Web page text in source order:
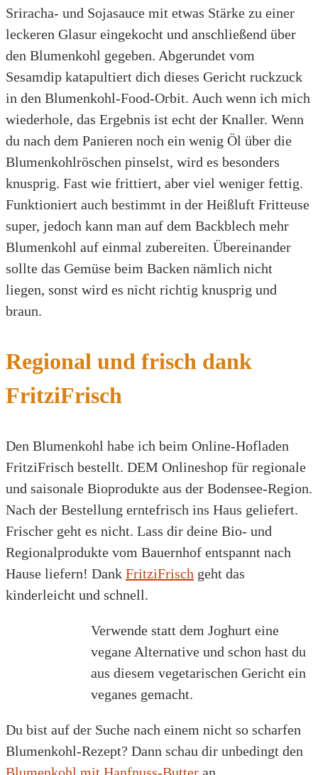
Sriracha- und Sojasauce mit etwas Stärke zu einer
leckeren Glasur eingekocht und anschließend über
den Blumenkohl gegeben. Abgerundet vom
Sesamdip katapultiert dich dieses Gericht ruckzuck
in den Blumenkohl-Food-Orbit. Auch wenn ich mich
wiederhole, das Ergebnis ist echt der Knaller. Wenn
du nach dem Panieren noch ein wenig Öl über die
Blumenkohlröschen pinselst, wird es besonders
knusprig. Fast wie frittiert, aber viel weniger fettig.
Funktioniert auch bestimmt in der Heißluft Fritteuse
super, jedoch kann man auf dem Backblech mehr
Blumenkohl auf einmal zubereiten. Übereinander
sollte das Gemüse beim Backen nämlich nicht
liegen, sonst wird es nicht richtig knusprig und
braun.
Regional und frisch dank
FritziFrisch
Den Blumenkohl habe ich beim Online-Hofladen
FritziFrisch bestellt. DEM Onlineshop für regionale
und saisonale Bioprodukte aus der Bodensee-Region.
Nach der Bestellung erntefrisch ins Haus geliefert.
Frischer geht es nicht. Lass dir deine Bio- und
Regionalprodukte vom Bauernhof entspannt nach
Hause liefern! Dank FritziFrisch geht das
kinderleicht und schnell.
Verwende statt dem Joghurt eine
vegane Alternative und schon hast du
aus diesem vegetarischen Gericht ein
veganes gemacht.
Du bist auf der Suche nach einem nicht so scharfen
Blumenkohl-Rezept? Dann schau dir unbedingt den